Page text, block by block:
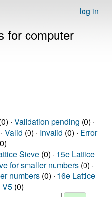
log in
for computer
· Validation pending (0) ·
Valid (0) · Invalid (0) · Error
Sieve (0) · 15e Lattice
for smaller numbers (0) ·
numbers (0) · 16e Lattice
V5 (0)